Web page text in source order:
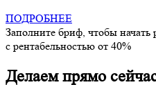
ПОДРОБНЕЕ
Заполните бриф, чтобы начать
с рентабельностью от 40%
Делаем прямо